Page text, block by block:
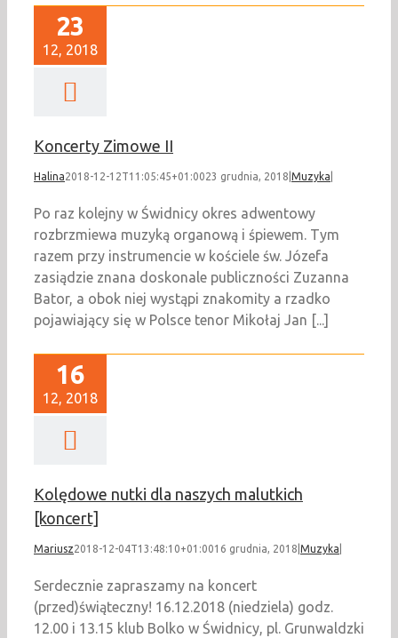
23
12, 2018
Koncerty Zimowe II
Halina2018-12-12T11:05:45+01:0023 grudnia, 2018 Muzyka
Po raz kolejny w Świdnicy okres adwentowy
rozbrzmiewa muzyką organową i śpiewem. Tym
razem przy instrumencie w kościele św. Józefa
zasiądzie znana doskonale publiczności Zuzanna
Bator, a obok niej wystąpi znakomity a rzadko
pojawiający się w Polsce tenor Mikołaj Jan [...]
16
12, 2018
Kolędowe nutki dla naszych malutkich
[koncert]
Mariusz2018-12-04T13:48:10+01:0016 grudnia, 2018 Muzyka
Serdecznie zapraszamy na koncert
(przed)świąteczny! 16.12.2018 (niedziela) godz.
12.00 i 13.15 klub Bolko w Świdnicy, pl. Grunwaldzki